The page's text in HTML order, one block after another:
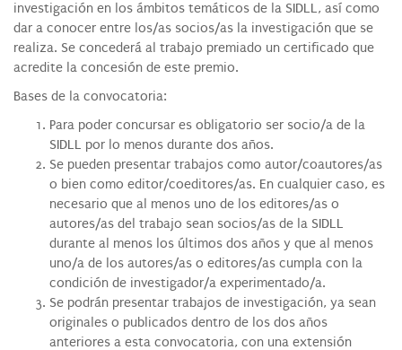
investigación en los ámbitos temáticos de la SIDLL, así como
dar a conocer entre los/as socios/as la investigación que se
realiza. Se concederá al trabajo premiado un certificado que
acredite la concesión de este premio.
Bases de la convocatoria:
Para poder concursar es obligatorio ser socio/a de la
SIDLL por lo menos durante dos años.
Se pueden presentar trabajos como autor/coautores/as
o bien como editor/coeditores/as. En cualquier caso, es
necesario que al menos uno de los editores/as o
autores/as del trabajo sean socios/as de la SIDLL
durante al menos los últimos dos años y que al menos
uno/a de los autores/as o editores/as cumpla con la
condición de investigador/a experimentado/a.
Se podrán presentar trabajos de investigación, ya sean
originales o publicados dentro de los dos años
anteriores a esta convocatoria, con una extensión